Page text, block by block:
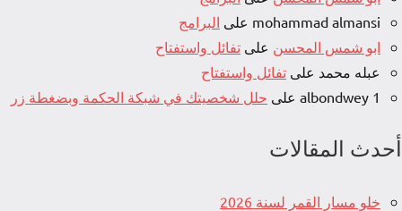
mohammad almansi على البرامج
ابو شمس المحسن على تفائل واستفتاح
عبله محمد على تفائل واستفتاح
albondwey 1 على حلل شخصيتك في شبكة الحكمة وبضغطة زر
أحدث المقالات
خلو مسار القمر لسنة 2026